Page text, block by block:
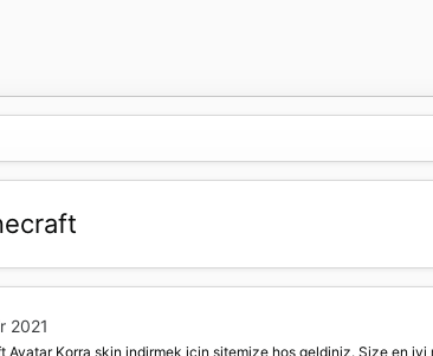
2021
Korra skin indirmek için sitemize hoş geldiniz. Size en